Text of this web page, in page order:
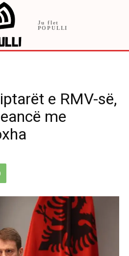
Ju flet
POPULLI
e RMV-së,
me